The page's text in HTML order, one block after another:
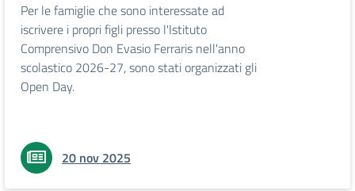
Per le famiglie che sono interessate ad
iscrivere i propri figli presso l'Istituto
Comprensivo Don Evasio Ferraris nell'anno
scolastico 2026-27, sono stati organizzati gli
Open Day.
20 nov 2025